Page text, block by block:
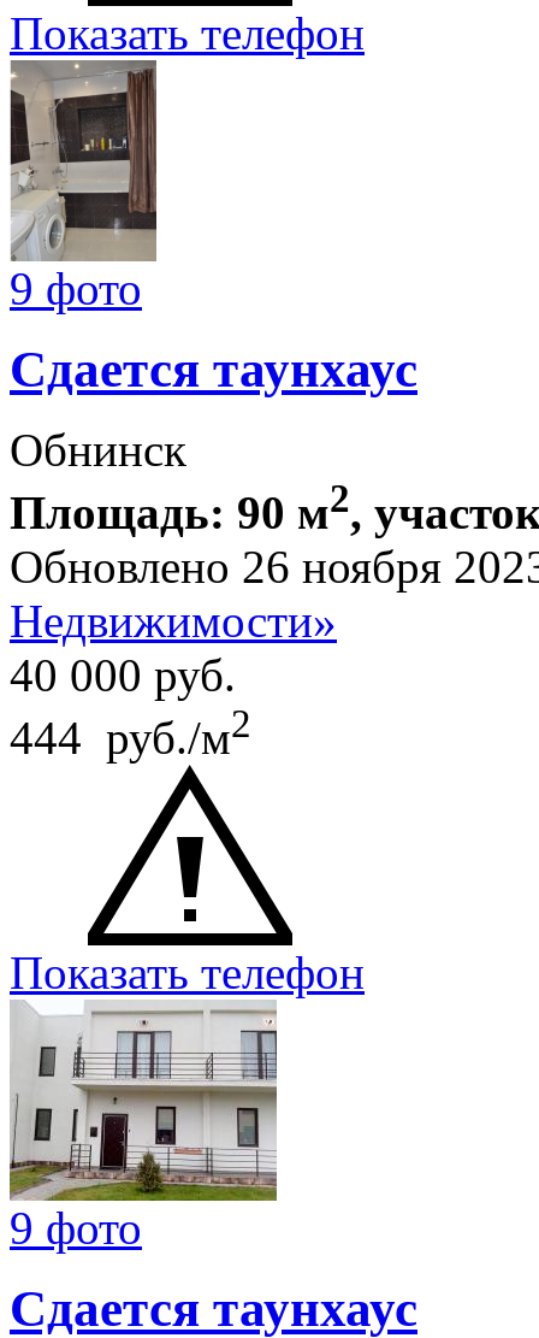
Показать телефон
9 фото
Сдается таунхаус
Обнинск
Площадь: 90 м2,
Обновлено 26 ноября
Недвижимости»
40 000 руб.
444 руб./м2
Показать телефон
9 фото
Сдается таунхаус